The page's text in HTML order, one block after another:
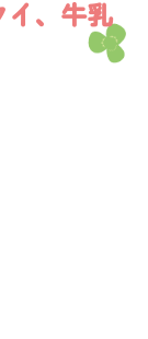
イ、牛乳